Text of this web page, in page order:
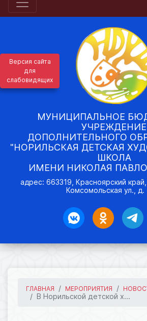
Версия сайта
для
слабовидящих
МУНИЦИПАЛЬНОЕ
УЧРЕЖДЕНИЕ
ДОПОЛНИТЕЛЬНОГО
"НОРИЛЬСКАЯ ДЕТСКАЯ
ШКОЛА
ИМЕНИ НИКОЛАЯ
адрес: 663319, Красноярский
Комсомольская ул., д.
ГЛАВНАЯ МЕРОПРИЯТИЯ
В Норильской детской х...